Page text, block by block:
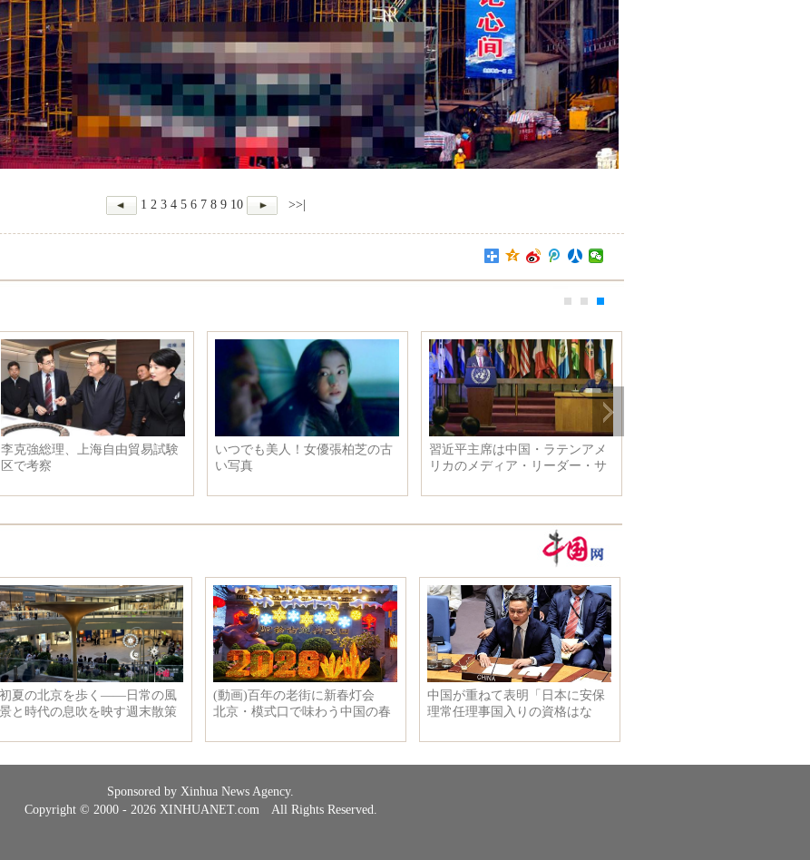
1 2 3 4 5 6 7 8 9 10 >>|
李克強総理、上海自由貿易試験
区で考察
いつでも美人！女優張柏芝の古
い写真
習近平主席は中国・ラテンアメ
リカのメディア・リーダー・サ
Sponsored by Xinhua News Agency.
Copyright © 2000 - 2026 XINHUANET.com All Rights Reserved.